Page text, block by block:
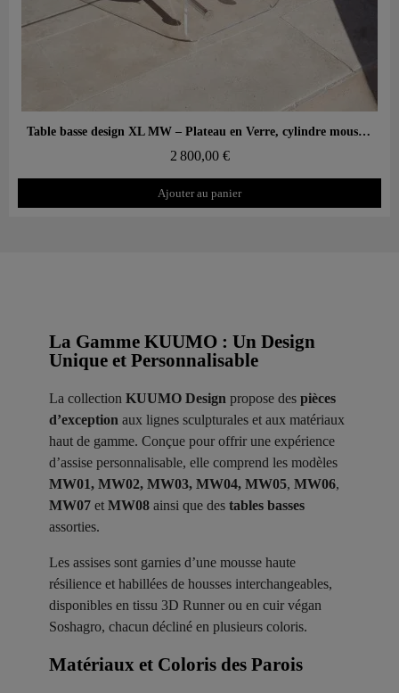
Aperçu rapide Table basse design XL MW – Plateau en Verre, cylindre mousse alvéolaire
2 800,00 €
Ajouter au panier
La Gamme KUUMO : Un Design
Unique et Personnalisable
La collection KUUMO Design propose des pièces
d’exception aux lignes sculpturales et aux matériaux
haut de gamme. Conçue pour offrir une expérience
d’assise personnalisable, elle comprend les modèles
MW01, MW02, MW03, MW04, MW05, MW06,
MW07 et MW08 ainsi que des tables basses
assorties.
Les assises sont garnies d’une mousse haute
résilience et habillées de housses interchangeables,
disponibles en tissu 3D Runner ou en cuir végan
Soshagro, chacun décliné en plusieurs coloris.
Matériaux et Coloris des Parois ​